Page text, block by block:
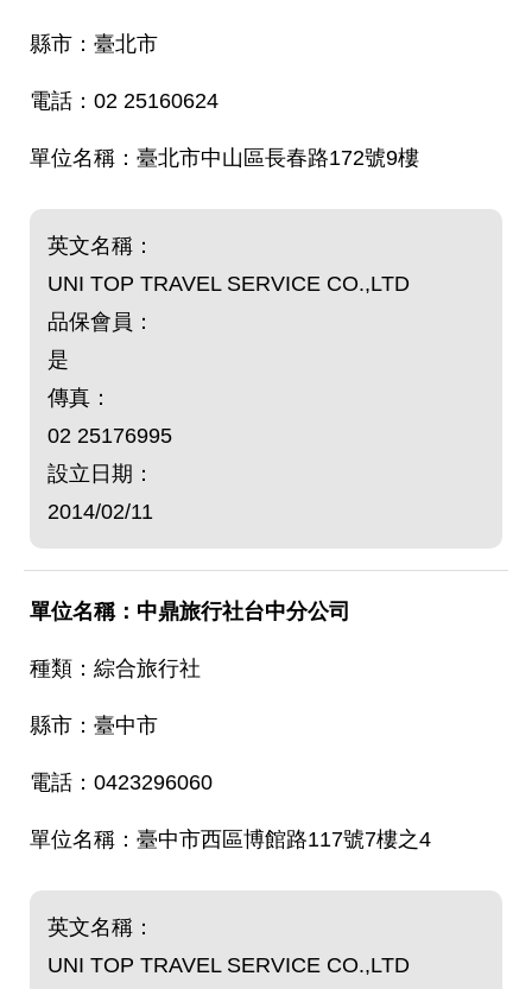
臺北市
02 25160624
臺北市中山區長春路172號9樓
英文名稱：
UNI TOP TRAVEL SERVICE CO.,LTD
品保會員：
是
傳真：
02 25176995
設立日期：
2014/02/11
中鼎旅行社台中分公司
綜合旅行社
臺中市
0423296060
臺中市西區博館路117號7樓之4
英文名稱：
UNI TOP TRAVEL SERVICE CO.,LTD